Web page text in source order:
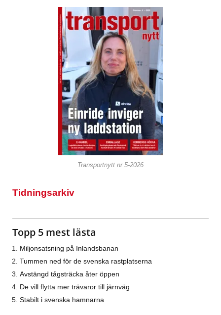
Transportnytt nr 5-2026
Tidningsarkiv
Topp 5 mest lästa
Miljonsatsning på Inlandsbanan
Tummen ned för de svenska rastplatserna
Avstängd tågsträcka åter öppen
De vill flytta mer trävaror till järnväg
Stabilt i svenska hamnarna